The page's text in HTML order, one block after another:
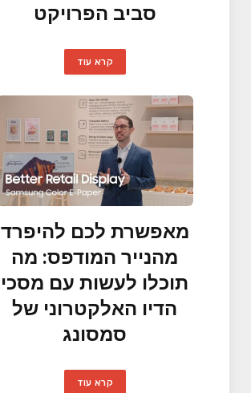
סביב הפרויקט
קרא עוד
מאפשרת לכם להיפרד
מהנייר המודפס: מה
תוכלו לעשות עם מסכי
הדיו האלקטרוני של
סמסונג
קרא עוד